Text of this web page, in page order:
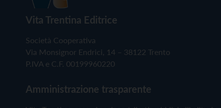
Vita Trentina Editrice
Società Cooperativa
Via Monsignor Endrici, 14 – 38122 Trento
P.IVA e C.F. 00199960220
Amministrazione trasparente